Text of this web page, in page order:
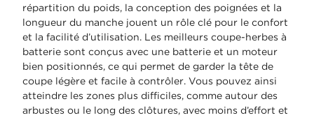
répartition du poids, la conception des poignées et la
longueur du manche jouent un rôle clé pour le confort
et la facilité d’utilisation. Les meilleurs coupe-herbes à
batterie sont conçus avec une batterie et un moteur
bien positionnés, ce qui permet de garder la tête de
coupe légère et facile à contrôler. Vous pouvez ainsi
atteindre les zones plus difficiles, comme autour des
arbustes ou le long des clôtures, avec moins d’effort et